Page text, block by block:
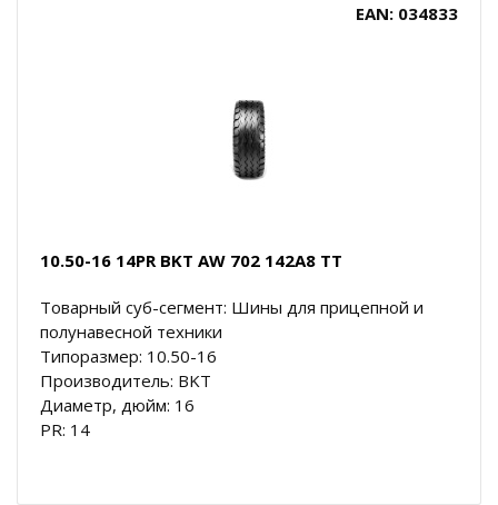
EAN: 034833
10.50-16 14PR BKT AW 702 142A8 TT
Товарный суб-сегмент: Шины для прицепной и
полунавесной техники
Типоразмер: 10.50-16
Производитель: BKT
Диаметр, дюйм: 16
PR: 14